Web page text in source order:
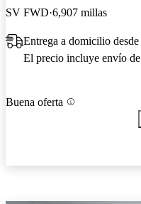
SV FWD 6,907 millas
Entrega a domicilio
El precio incluye envío
Buena oferta